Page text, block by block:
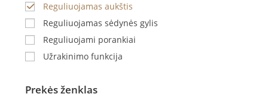
Reguliuojamas aukštis
Reguliuojamas sėdynės gylis
Reguliuojami porankiai
Užrakinimo funkcija
Prekės ženklas